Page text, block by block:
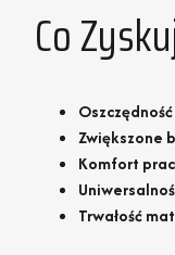
Co
Zwiększone
Komfort
Trwałość